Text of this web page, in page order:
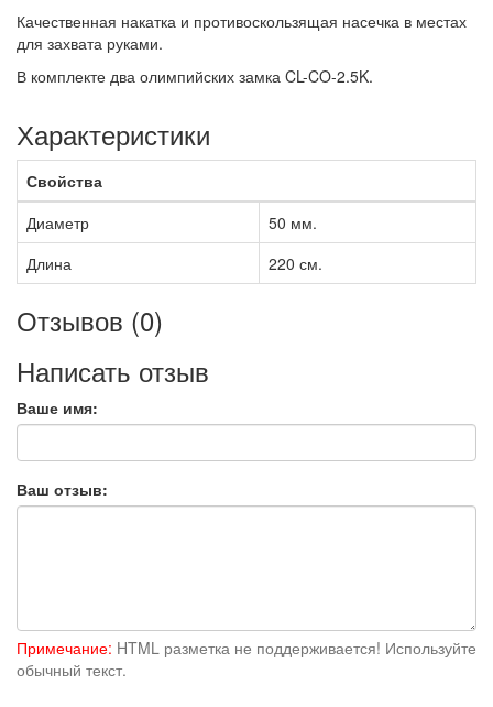
Качественная накатка и противоскользящая насечка в местах
для захвата руками.
В комплекте два олимпийских замка CL-CO-2.5K.
Характеристики
Свойства
Диаметр
50 мм.
Длина
220 см.
Отзывов (0)
Написать отзыв
Ваше имя:
Ваш отзыв:
Примечание: HTML разметка не поддерживается! Используйте
обычный текст.